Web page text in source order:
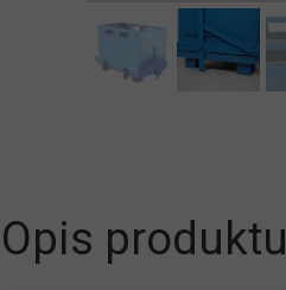
Opis produktu